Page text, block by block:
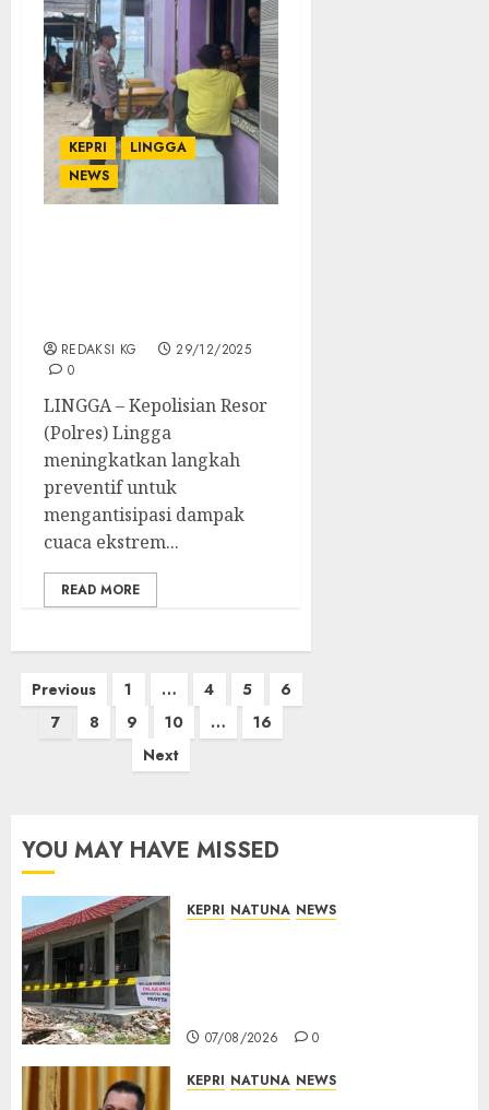
KEPRI
LINGGA
NEWS
REDAKSI KG
29/12/2025
0
LINGGA – Kepolisian Resor
(Polres) Lingga
meningkatkan langkah
preventif untuk
mengantisipasi dampak
cuaca ekstrem...
READ MORE
Posts
pagination
Previous 1 … 4 5
6
7
8 9 10 …
16
Next
YOU MAY HAVE MISSED
KEPRI NATUNA NEWS
07/08/2026 0
KEPRI NATUNA NEWS